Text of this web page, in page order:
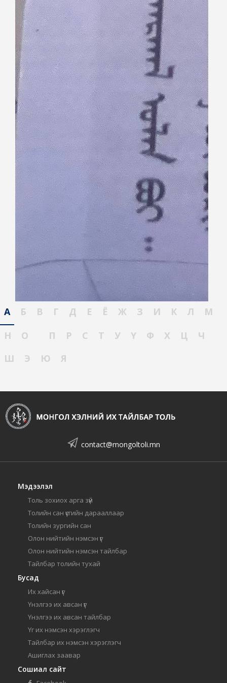
А Б В Г Д Е Ё Ж З И К Л
М
Н
О П Р С Т У Ү Ф Х Ц
Ч
Ш
Э Ю Я
contact@mongoltoli.mn
Мэдээлэл
Толь зохиох арга зүй
Толийн сан үсгийн дарааллаар
Толийн зургийн сан
Олон нийтийн нэмсэн үг
Олон нийтийн нэмсэн тайлбар
Тайлбар толийн тухай
Бусад
Их хайсан үг
Үнэлгээ их авсан үг
Үнэлгээ их авсан тайлбар
Үг их нэмсэн хэрэглэгч
Тайлбар их нэмсэн хэрэглэгч
Ашиглах заавар
Сошиал сайт